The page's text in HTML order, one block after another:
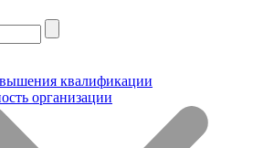
квалификации
организации